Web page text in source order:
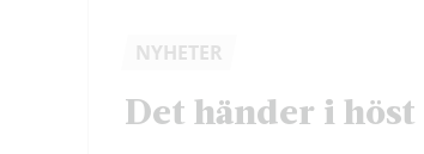
NYHETER
Det händer i höst